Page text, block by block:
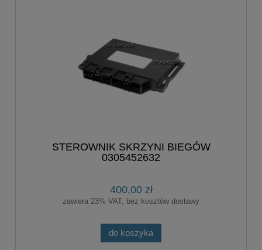
STEROWNIK SKRZYNI BIEGÓW
0305452632
400,00 zł
zawiera 23% VAT, bez kosztów dostawy
do koszyka